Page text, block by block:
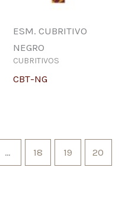
ESM. CUBRITIVO
NEGRO
CUBRITIVOS
CBT-NG
… 18 19 20